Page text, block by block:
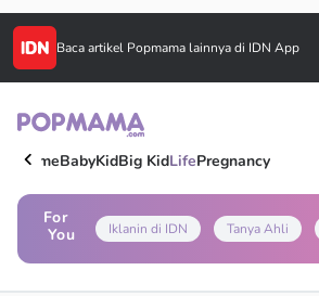
Baca artikel Popmama lainnya di IDN App
HomeBabyKidBig KidLifePregnancy
For
You
Iklanin di IDN Tanya Ahli